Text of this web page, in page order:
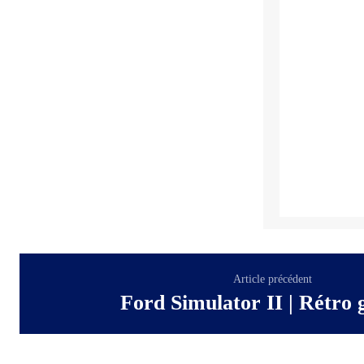
Article précédent
Ford Simulator II | Rétro